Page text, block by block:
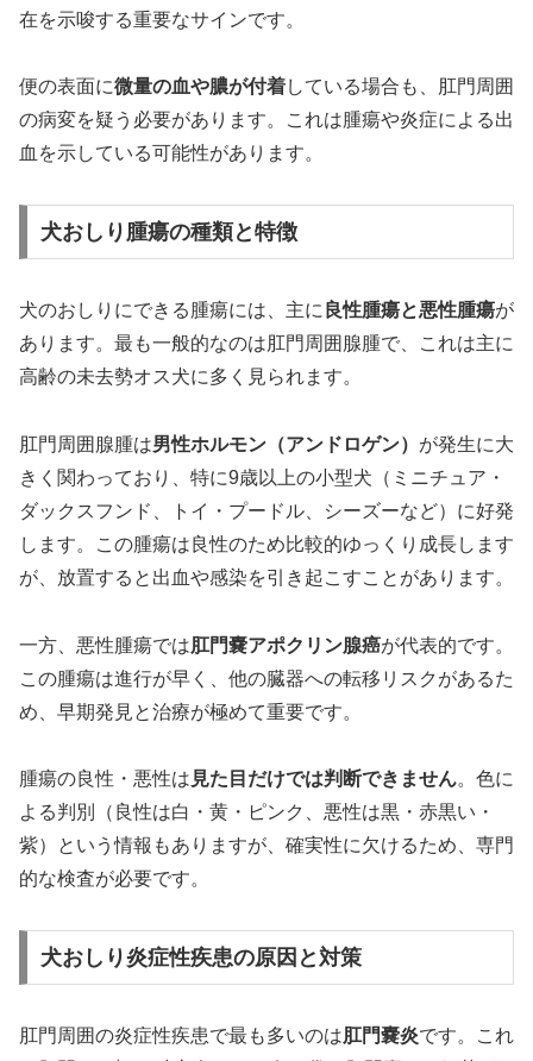
在を示唆する重要なサインです。
便の表面に微量の血や膿が付着している場合も、肛門周囲
の病変を疑う必要があります。これは腫瘍や炎症による出
血を示している可能性があります。
犬おしり腫瘍の種類と特徴
犬のおしりにできる腫瘍には、主に 良性腫瘍と悪性腫瘍が
あります。最も一般的なのは肛門周囲腺腫で、これは主に
高齢の未去勢オス犬に多く見られます。
肛門周囲腺腫は男性ホルモン（アンドロゲン） が発生に大
きく関わっており、特に9歳以上の小型犬（ミニチュア・
ダックスフンド、トイ・プードル、シーズーなど）に好発
します。この腫瘍は良性のため比較的ゆっくり成長します
が、放置すると出血や感染を引き起こすことがあります。
一方、悪性腫瘍では肛門嚢アポクリン腺癌が代表的です。
この腫瘍は進行が早く、他の臓器への転移リスクがあるた
め、早期発見と治療が極めて重要です。
腫瘍の良性・悪性は 見た目だけでは判断できません。色に
よる判別（良性は白・黄・ピンク、悪性は黒・赤黒い・
紫）という情報もありますが、確実性に欠けるため、専門
的な検査が必要です。
犬おしり炎症性疾患の原因と対策
肛門周囲の炎症性疾患で最も多いのは肛門嚢炎です。これ